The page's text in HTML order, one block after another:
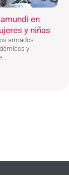
en
y niñas
armados
y